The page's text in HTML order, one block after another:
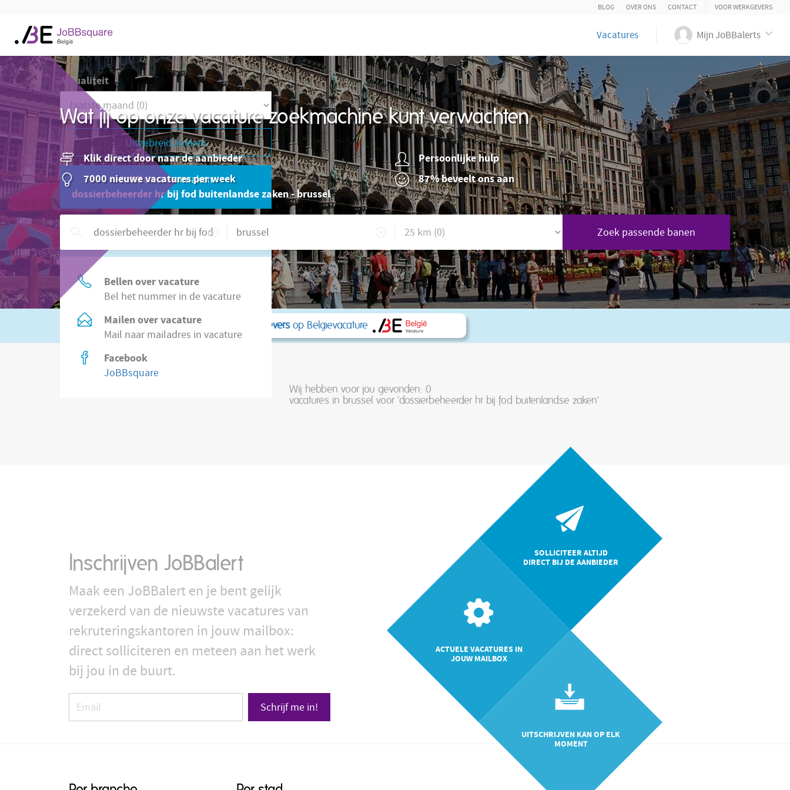
BLOG OVER ONS CONTACT VOOR WERKGEVERS
Vacatures Mijn JoBBalerts
Wat jij op onze vacature zoekmachine kunt verwachten
Klik direct door naar de aanbieder
Persoonlijke hulp
7000 nieuwe vacatures per week
87% beveelt ons aan
Zoek passende banen
Of zoek in2.200 vacatures direct bij werkgeversop Belgievacature
Actualiteit
Uitgebreid zoeken
JoBBalert aanmaken
dossierbeheerder hr bij fod buitenlandse zaken - brussel
Bellen over vacature
Bel het nummer in de vacature
Mailen over vacature
Mail naar mailadres in vacature
Facebook
JoBBsquare
Wij hebben voor jou gevonden: 0
vacatures in brussel voor 'dossierbeheerder hr bij fod buitenlandse zaken'
Inschrijven JoBBalert
Maak een JoBBalert en je bent gelijk
verzekerd van de nieuwste vacatures van
rekruteringskantoren in jouw mailbox:
direct solliciteren en meteen aan het werk
bij jou in de buurt.
SOLLICITEER ALTIJD
DIRECT BIJ DE AANBIEDER
ACTUELE VACATURES IN
JOUW MAILBOX
UITSCHRIJVEN KAN OP ELK
MOMENT
Schrijf me in!